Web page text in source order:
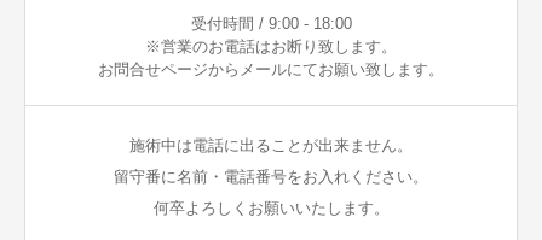
受付時間 / 9:00 - 18:00
※営業のお電話はお断り致します。
お問合せページからメールにてお願い致します。
施術中は電話に出ることが出来ません。
留守番に名前・電話番号をお入れください。
何卒よろしくお願いいたします。